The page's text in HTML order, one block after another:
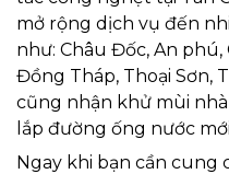
mở rộng dịch vụ đến
như: Châu Đốc, An
Đồng Tháp, Thoại Sơn,
cũng nhận khử mùi nhà
lắp đường ống nước
Ngay khi bạn cần cung